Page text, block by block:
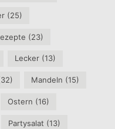
(25)
(23)
Lecker(13)
Mandeln (15)
Ostern (16)
Partysalat (13)